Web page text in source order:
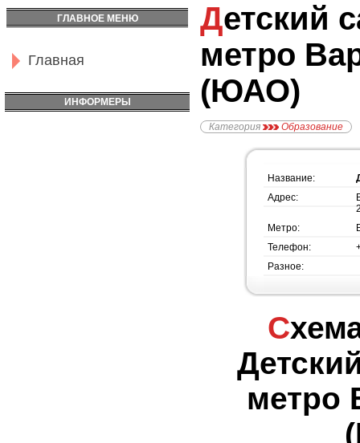
ГЛАВНОЕ МЕНЮ
Главная
ИНФОРМЕРЫ
Детский сад №2194,
метро
(ЮАО)
Категория Образование
Название:
Адрес:
Метро:
Телефон:
Разное:
Схема проезда -
метро